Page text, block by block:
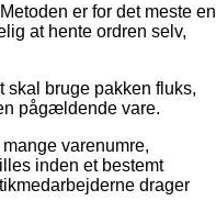
er for det meste en
at hente ordren selv,
bruge pakken fluks,
pågældende vare.
varenumre,
inden et bestemt
drager